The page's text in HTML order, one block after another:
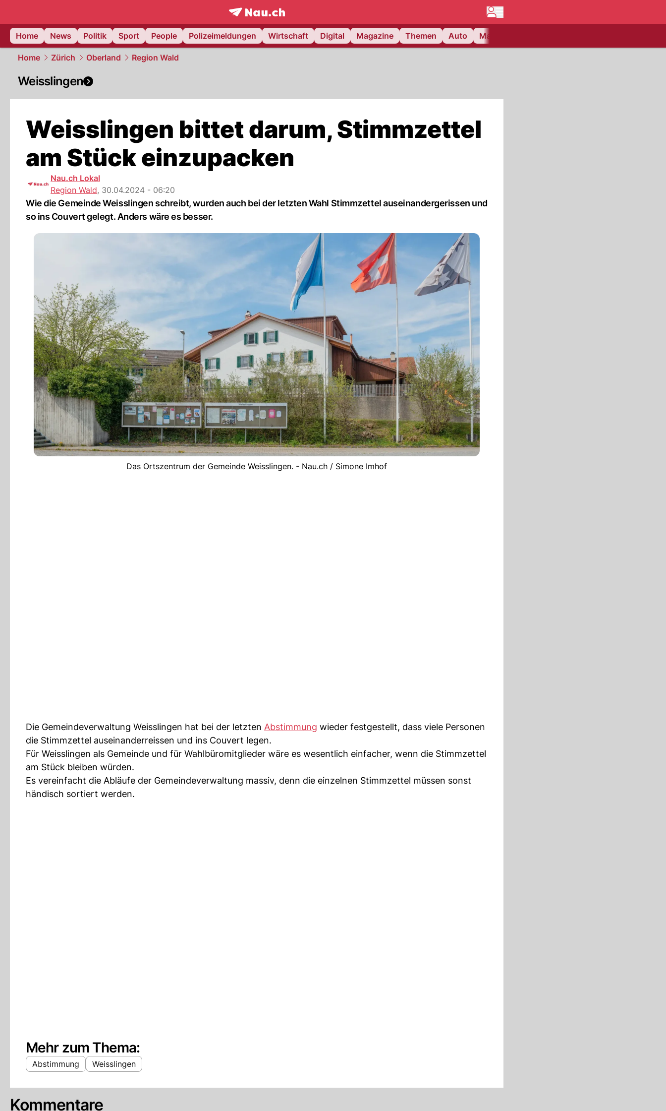
frontpage.NAU.ch
Home
News Politik Sport People Polizeimeldungen Wirtschaft Digital Magazine Themen Auto Matchcenter
Home Zürich Oberland Region Wald
Weisslingen
Weisslingen bittet darum, Stimmzettel
am Stück einzupacken
Nau.ch Lokal
Region Wald, 30.04.2024 - 06:20
Wie die Gemeinde Weisslingen schreibt, wurden auch bei der letzten Wahl Stimmzettel auseinandergerissen und
so ins Couvert gelegt. Anders wäre es besser.
Das Ortszentrum der Gemeinde Weisslingen. - Nau.ch / Simone Imhof
Die Gemeindeverwaltung Weisslingen hat bei der letzten Abstimmung wieder festgestellt, dass viele Personen
die Stimmzettel auseinanderreissen und ins Couvert legen.
Für Weisslingen als Gemeinde und für Wahlbüromitglieder wäre es wesentlich einfacher, wenn die Stimmzettel
am Stück bleiben würden.
Es vereinfacht die Abläufe der Gemeindeverwaltung massiv, denn die einzelnen Stimmzettel müssen sonst
händisch sortiert werden.
Mehr zum Thema:
Abstimmung Weisslingen
Kommentare